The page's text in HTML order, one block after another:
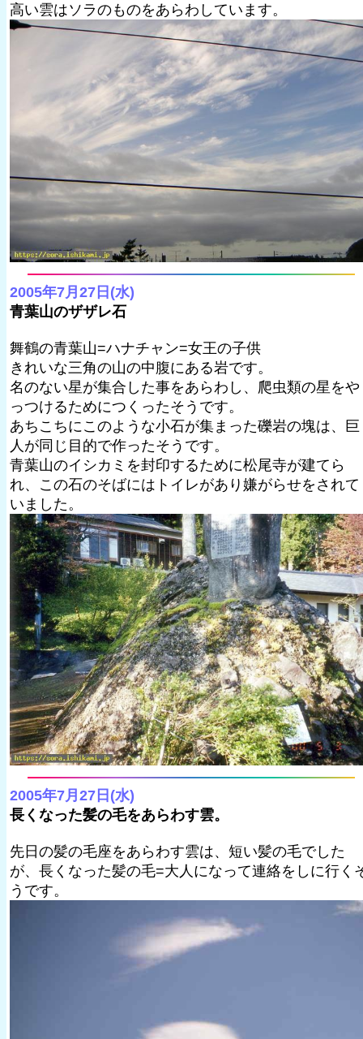
高い雲はソラのものをあらわしています。
2005年7月27日(水)
青葉山のザザレ石
舞鶴の青葉山=ハナチャン=女王の子供
きれいな三角の山の中腹にある岩です。
名のない星が集合した事をあらわし、爬虫類の星をや
っつけるためにつくったそうです。
あちこちにこのような小石が集まった礫岩の塊は、巨
人が同じ目的で作ったそうです。
青葉山のイシカミを封印するために松尾寺が建てら
れ、この石のそばにはトイレがあり嫌がらせをされて
いました。
2005年7月27日(水)
長くなった髪の毛をあらわす雲。
先日の髪の毛座をあらわす雲は、短い髪の毛でした
が、長くなった髪の毛=大人になって連絡をしに行く
うです。